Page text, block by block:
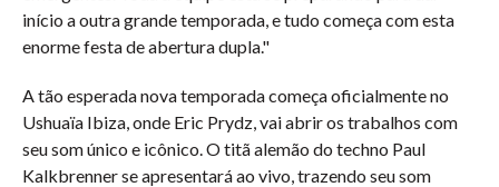
início a outra grande temporada, e tudo começa com esta
enorme festa de abertura dupla."
A tão esperada nova temporada começa oficialmente no
Ushuaïa Ibiza, onde Eric Prydz, vai abrir os trabalhos com
seu som único e icônico. O titã alemão do techno Paul
Kalkbrenner se apresentará ao vivo, trazendo seu som